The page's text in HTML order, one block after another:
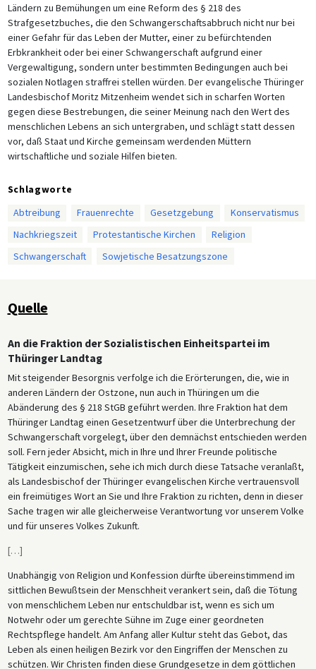
Ländern zu Bemühungen um eine Reform des § 218 des
Strafgesetzbuches, die den Schwangerschaftsabbruch nicht nur bei
einer Gefahr für das Leben der Mutter, einer zu befürchtenden
Erbkrankheit oder bei einer Schwangerschaft aufgrund einer
Vergewaltigung, sondern unter bestimmten Bedingungen auch bei
sozialen Notlagen straffrei stellen würden. Der evangelische Thüringer
Landesbischof Moritz Mitzenheim wendet sich in scharfen Worten
gegen diese Bestrebungen, die seiner Meinung nach den Wert des
menschlichen Lebens an sich untergraben, und schlägt statt dessen
vor, daß Staat und Kirche gemeinsam werdenden Müttern
wirtschaftliche und soziale Hilfen bieten.
Schlagworte
Abtreibung
Frauenrechte Gesetzgebung
Konservatismus
Nachkriegszeit
Protestantische Kirchen
Religion
Schwangerschaft
Sowjetische Besatzungszone
Quelle
An die Fraktion der Sozialistischen Einheitspartei im
Thüringer Landtag
Mit steigender Besorgnis verfolge ich die Erörterungen, die, wie in
anderen Ländern der Ostzone, nun auch in Thüringen um die
Abänderung des § 218 StGB geführt werden. Ihre Fraktion hat dem
Thüringer Landtag einen Gesetzentwurf über die Unterbrechung der
Schwangerschaft vorgelegt, über den demnächst entschieden werden
soll. Fern jeder Absicht, mich in Ihre und Ihrer Freunde politische
Tätigkeit einzumischen, sehe ich mich durch diese Tatsache veranlaßt,
als Landesbischof der Thüringer evangelischen Kirche vertrauensvoll
ein freimütiges Wort an Sie und Ihre Fraktion zu richten, denn in dieser
Sache tragen wir alle gleicherweise Verantwortung vor unserem Volke
und für unseres Volkes Zukunft.
[…]
Unabhängig von Religion und Konfession dürfte übereinstimmend im
sittlichen Bewußtsein der Menschheit verankert sein, daß die Tötung
von menschlichem Leben nur entschuldbar ist, wenn es sich um
Notwehr oder um gerechte Sühne im Zuge einer geordneten
Rechtspflege handelt. Am Anfang aller Kultur steht das Gebot, das
Leben als einen heiligen Bezirk vor den Eingriffen der Menschen zu
schützen. Wir Christen finden diese Grundgesetze in dem göttlichen